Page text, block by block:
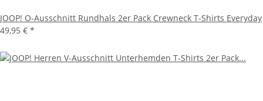
JOOP! O-Ausschnitt Rundhals 2er Pack Crewneck T-Shirts Everyday
49,95 € *